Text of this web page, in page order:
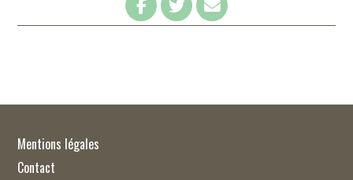
Mentions légales
Contact